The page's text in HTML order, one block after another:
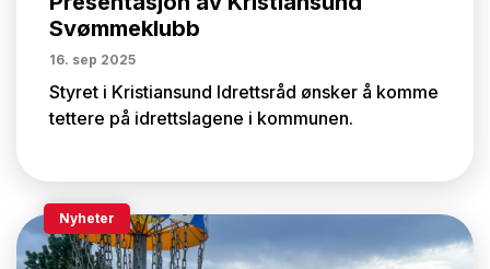
Svømmeklubb
16. sep 2025
Styret i Kristiansund Idrettsråd ønsker å komme
tettere på idrettslagene i kommunen.
Nyheter